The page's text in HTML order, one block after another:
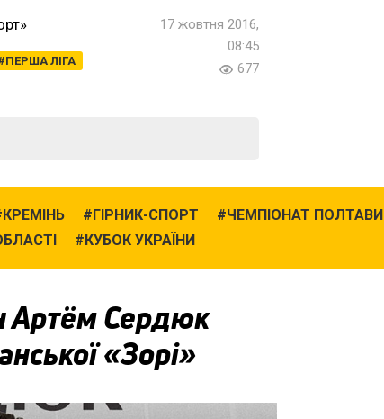
ПЕРША ЛІГА
17 жовтня 2016,
08:45
677
КРЕМІНЬ ГІРНИК-СПОРТ
ЧЕМПІОНАТ ПОЛТАВИ
КУБОК УКРАЇНИ
Артём Сердюк
«Зорі»